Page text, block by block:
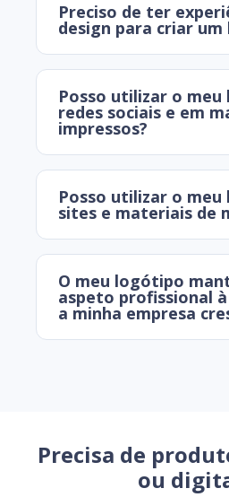
Preciso de ter
design para criar
Posso utilizar o
redes sociais e em
impressos?
Posso utilizar o
sites e materiais de
O meu logótipo
aspeto profissional
a minha empresa
Precisa de
ou